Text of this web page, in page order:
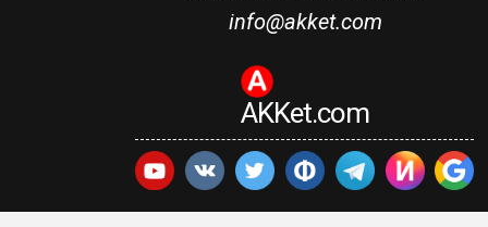
info@akket.com
AKKet.com